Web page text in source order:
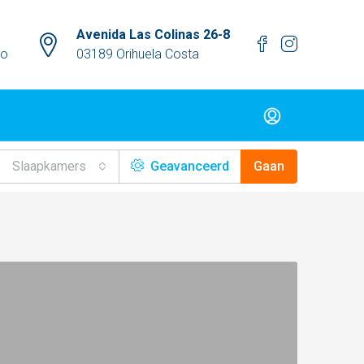
Avenida Las Colinas 26-8
03189 Orihuela Costa
Slaapkamers Geavanceerd Gaan